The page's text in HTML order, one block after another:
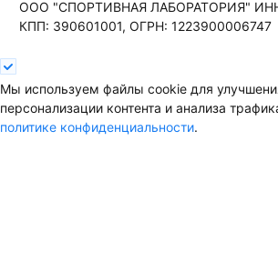
ООО "СПОРТИВНАЯ ЛАБОРАТОРИЯ"
КПП: 390601001, ОГРН: 1223900006747
Мы используем файлы cookie для
персонализации контента и анализа
политике конфиденциальности.